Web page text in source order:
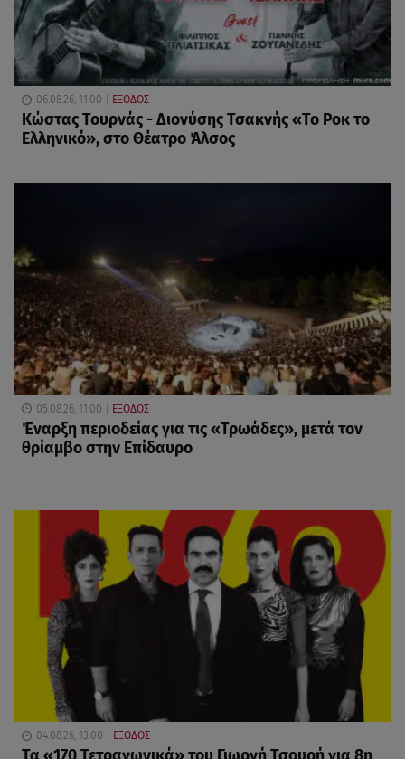
06.08.26, 11:00 ΕΞΟΔΟΣ
Κώστας Τουρνάς - Διονύσης Τσακνής «Το Ροκ το
Ελληνικό», στο Θέατρο Άλσος
05.08.26, 11:00 ΕΞΟΔΟΣ
Έναρξη περιοδείας για τις «Τρωάδες», μετά τον
θρίαμβο στην Επίδαυρο
04.08.26, 13:00 ΕΞΟΔΟΣ